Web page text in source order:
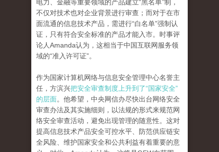
电力、金融等重要领域的产品建立“黑名单”制，
不仅对技术也对企业背景进行审查；而对于在市
面流通的信息技术产品，需进行“白名单”强制认
证，只有符合安全标准的产品才能入市。时事评
论人Amanda认为，这相当于中国互联网服务领
域的“准入许可证”。
作为国家计算机网络与信息安全管理中心名誉主
任，方滨兴把安全审查制度上升到了“国家安全”
的层面。他希望，中央网信办尽快出台网络安全
审查办法及其实施细则，以法规的形式来规范网
络安全审查活动，避免出现管理的随意性。这对
提高信息技术产品安全可控水平、防范供应链安
全风险、维护国家安全和公共利益有着重要的意